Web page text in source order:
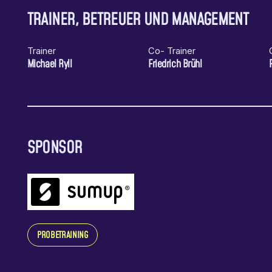
TRAINER, BETREUER UND MANAGEMENT
Trainer
Michael Ryll
Co- Trainer
Friedrich Brühl
SPONSOR
PROBETRAINING